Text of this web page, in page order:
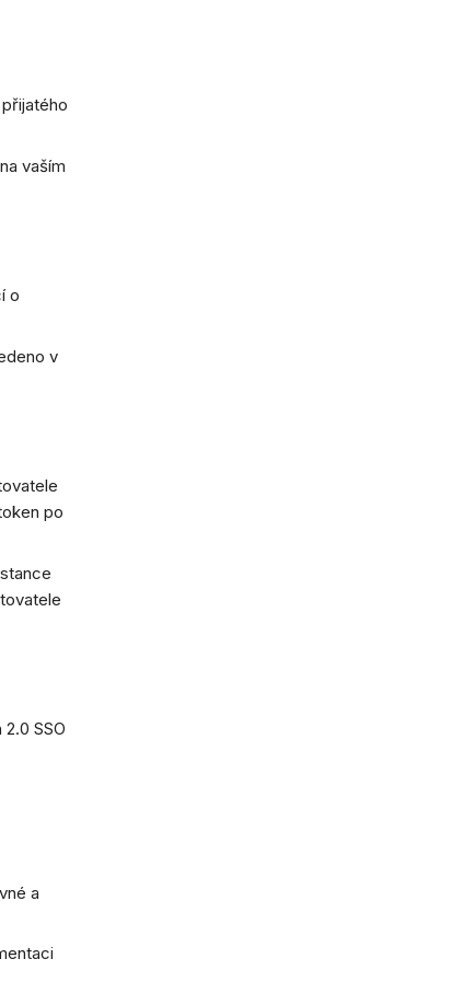
vaším
o
v
po
SSO
a